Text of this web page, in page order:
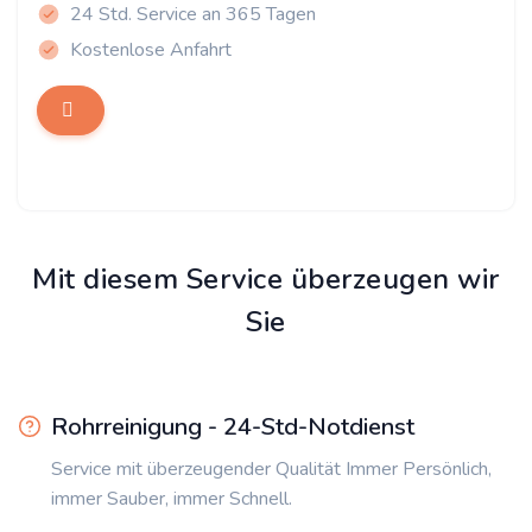
24 Std. Service an 365 Tagen
Kostenlose Anfahrt
Mit diesem Service überzeugen wir
Sie
Rohrreinigung - 24-Std-Notdienst
Service mit überzeugender Qualität Immer Persönlich,
immer Sauber, immer Schnell.